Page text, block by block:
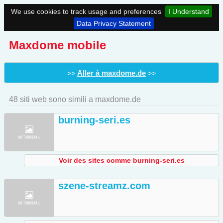
We use cookies to track usage and preferences
I Understand
Data Privacy Statement
Maxdome mobile
>> Aller à maxdome.de >>
48 siti web sono simili a maxdome.de
burning-seri.es
Voir des sites comme burning-seri.es
szene-streamz.com